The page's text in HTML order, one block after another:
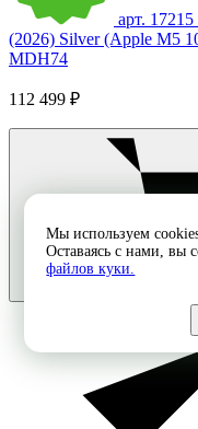
арт. 17215
(2026) Silver (Apple M5
MDH74
112 499 ₽
Мы используем
Оставаясь с нами, вы
файлов куки.